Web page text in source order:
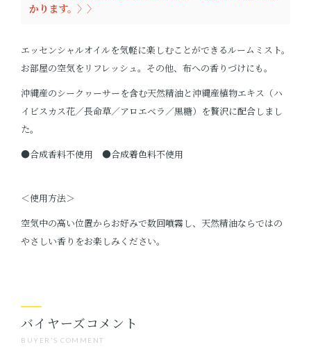
かります。〉〉
エッセンシャルオイルを気軽に楽しむことができるルームミスト。
お部屋の空気をリフレッシュ。その他、布への香りづけにも。
沖縄産のシークヮーサーを含む天然精油と沖縄産植物エキス（ハ
イビスカス花／長命草／アロエベラ／黒糖）を贅沢に配合しまし
た。
●合成香料不使用 ●合成着色料不使用
＜使用方法＞
空気中の高い位置からお好みで数回噴霧し、天然精油ならではの
やさしい香りをお楽しみください。
BUYER'S COMMENT
バイヤーズコメント